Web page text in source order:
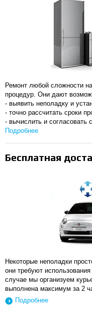
Ремонт любой сложности
процедур. Они дают
- выявить неполадку и
- точно рассчитать сроки
- вычислить и согласовать
Подробнее
Бесплатная
Некоторые неполадки
они требуют
случае мы организуем
выполнена максимум за 2
Подробнее